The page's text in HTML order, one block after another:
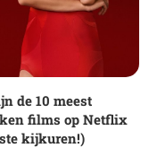
de 10 meest
films op Netflix
kijkuren!)